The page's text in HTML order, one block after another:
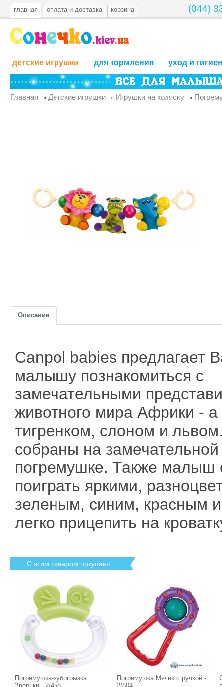
(044)
главная оплата и доставка корзина
детские игрушки для кормления уход и
Главная » Детские игрушки » Игрушки на коляску »
Описание
Canpol babies предлагает
малышу познакомиться с
замечательными
животного мира Африки -
тигренком, слоном и
собраны на замечательной
погремушке. Также малыш
поиграть яркими,
зеленым, синим, красным
легко прицепить на
С этим товаром покупают
Погремушка-зубогрызка
Зверьки - 2/458
Погремушка Мячик с ручкой -
2/804